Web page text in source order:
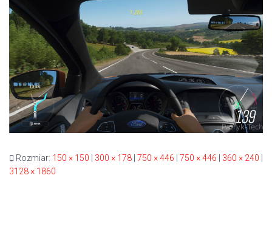
Rozmiar: 150 × 150 | 300 × 178 | 750 × 446 | 750 × 446 | 360 × 240 |
3128 × 1860